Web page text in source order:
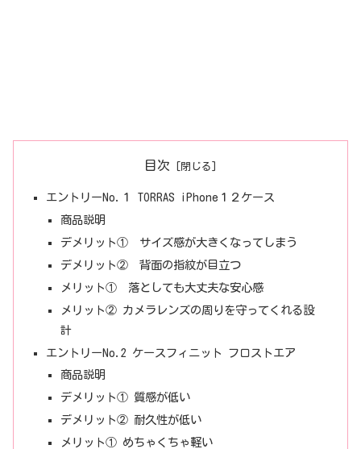
目次
エントリーNo.１ TORRAS iPhone１２ケース
商品説明
デメリット① サイズ感が大きくなってしまう
デメリット② 背面の指紋が目立つ
メリット① 落としても大丈夫な安心感
メリット② カメラレンズの周りを守ってくれる設
計
エントリーNo.2 ケースフィニット フロストエア
商品説明
デメリット① 質感が低い
デメリット② 耐久性が低い
メリット① めちゃくちゃ軽い